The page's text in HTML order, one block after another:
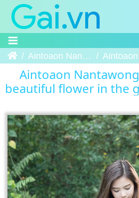
Trang chủAintoaon Nantawong – The most beautiful flower in the garden Aintoaon Nantawong – The most beautiful
Aintoaon
beautiful flower in the